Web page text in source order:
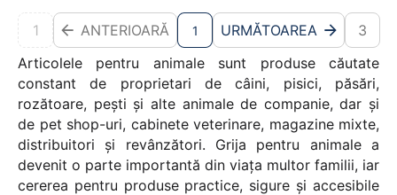
Articolele pentru animale sunt produse căutate
constant de proprietari de câini, pisici, păsări,
rozătoare, pești și alte animale de companie, dar și
de pet shop-uri, cabinete veterinare, magazine mixte,
distribuitori și revânzători. Grija pentru animale a
devenit o parte importantă din viața multor familii, iar
cererea pentru produse practice, sigure și accesibile
1 ANTERIOARĂ 1 URMĂTOAREA 3